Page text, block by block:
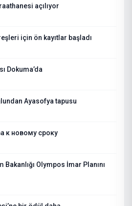
açılıyor
için ön kayıtlar başladı
Dokuma’da
Ayasofya tapusu
к новому сроку
Bakanlığı Olympos İmar Planını